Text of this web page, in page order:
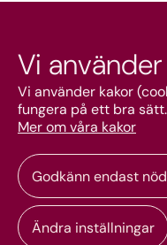
Mitt
Vi
Vi använder kakor
fungera på ett bra sätt.
Mer om våra kakor
Godkänn endast
Ändra inställningar